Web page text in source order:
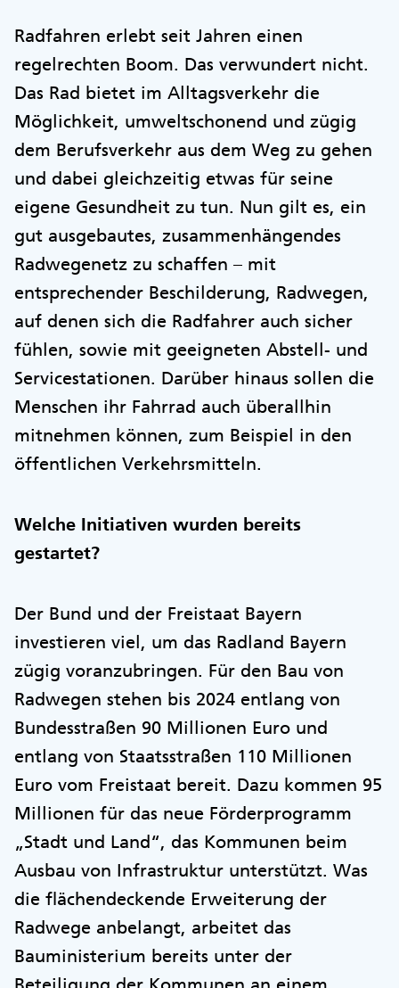
Radfahren erlebt seit Jahren einen
regelrechten Boom. Das verwundert nicht.
Das Rad bietet im Alltagsverkehr die
Möglichkeit, umweltschonend und zügig
dem Berufsverkehr aus dem Weg zu gehen
und dabei gleichzeitig etwas für seine
eigene Gesundheit zu tun. Nun gilt es, ein
gut ausgebautes, zusammenhängendes
Radwegenetz zu schaffen – mit
entsprechender Beschilderung, Radwegen,
auf denen sich die Radfahrer auch sicher
fühlen, sowie mit geeigneten Abstell- und
Servicestationen. Darüber hinaus sollen die
Menschen ihr Fahrrad auch überallhin
mitnehmen können, zum Beispiel in den
öffentlichen Verkehrsmitteln.
Welche Initiativen wurden bereits
gestartet?
Der Bund und der Freistaat Bayern
investieren viel, um das Radland Bayern
zügig voranzubringen. Für den Bau von
Radwegen stehen bis 2024 entlang von
Bundesstraßen 90 Millionen Euro und
entlang von Staatsstraßen 110 Millionen
Euro vom Freistaat bereit. Dazu kommen 95
Millionen für das neue Förderprogramm
„Stadt und Land“, das Kommunen beim
Ausbau von Infrastruktur unterstützt. Was
die flächendeckende Erweiterung der
Radwege anbelangt, arbeitet das
Bauministerium bereits unter der